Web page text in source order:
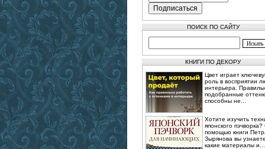
ПОИСК ПО САЙТУ
КНИГИ ПО ДЕКОРУ
Цвет играет
роль в восприятии
интерьера.
подобранные
способны не...
Хотите изучить
японского пэчворка?
помощью книги
Зырянова вы узнаете,
какие материалы и...